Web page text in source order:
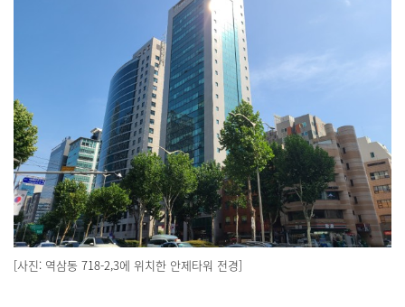
[사진: 역삼동 718-2,3에 위치한 안제타워 전경]